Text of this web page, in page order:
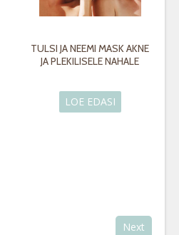
TULSI JA NEEMI MASK AKNE
JA PLEKILISELE NAHALE
LOE EDASI
Next